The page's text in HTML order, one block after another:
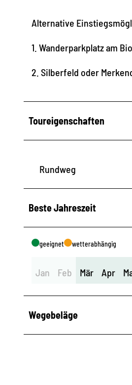
Alternative
1. Wanderparkplatz am
2. Silberfeld oder
Toureigenschaften
Rundweg
Beste Jahreszeit
geeignet wetterabhängig
Jan Feb Mär Apr
Wegebeläge